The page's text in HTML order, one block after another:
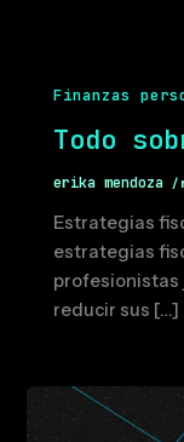
Finanzas
Todo
erika mendoza /
Estrategias
estrategias
profesionistas
reducir sus […]